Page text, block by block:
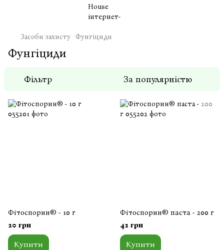
Засоби захисту Фунгіциди
Фунгіциди
Фільтр За популярністю
Фітоспорин® - 10 г
20 грн
Купити
Фітоспорин® паста - 200 г
42 грн
Купити